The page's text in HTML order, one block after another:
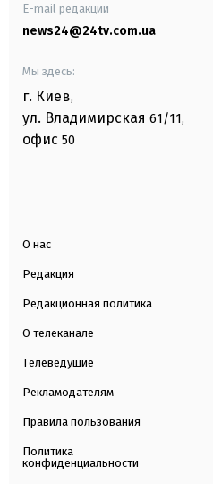
E-mail редакции
news24@24tv.com.ua
Мы здесь:
г. Киев,
ул. Владимирская 61/11,
офис 50
О нас
Редакция
Редакционная политика
О телеканале
Телеведущие
Рекламодателям
Правила пользования
Политика
конфиденциальности